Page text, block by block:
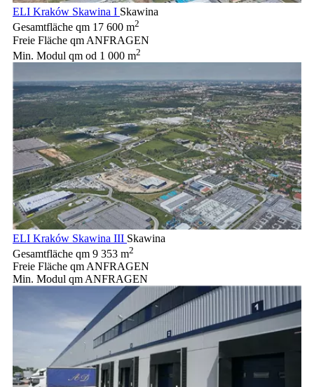
ELI Kraków Skawina I Skawina
Gesamtfläche qm 17 600 m2
Freie Fläche qm ANFRAGEN
Min. Modul qm od 1 000 m2
ELI Kraków Skawina III Skawina
Gesamtfläche qm 9 353 m2
Freie Fläche qm ANFRAGEN
Min. Modul qm ANFRAGEN